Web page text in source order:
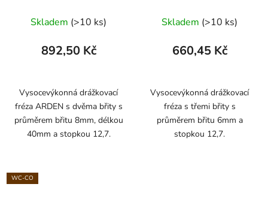
Skladem (>10 ks)
892,50 Kč
Vysocevýkonná drážkovací
fréza ARDEN s dvěma břity s
průměrem břitu 8mm, délkou
40mm a stopkou 12,7.
Skladem (>10 ks)
660,45 Kč
Vysocevýkonná drážkovací
fréza s třemi břity s
průměrem břitu 6mm a
stopkou 12,7.
WC-CO